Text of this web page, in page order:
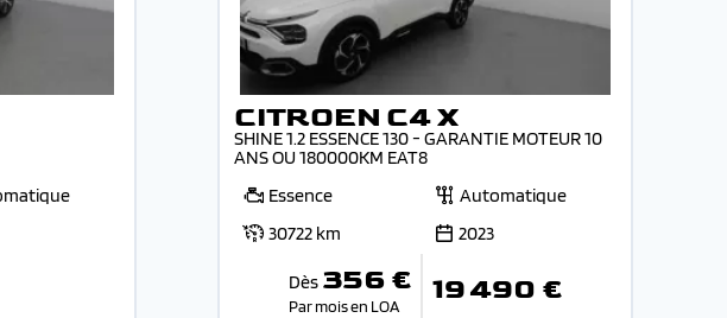
CITROEN C4 X
SHINE 1.2 ESSENCE 130 - GARANTIE MOTEUR 10
ANS OU 180000KM EAT8
Essence
Automatique
30722 km
2023
Dès 356 €
Par mois en LOA 19 490 €